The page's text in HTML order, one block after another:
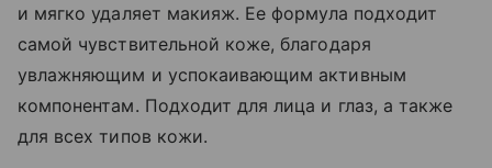
и мягко удаляет макияж. Ее формула подходит
самой чувствительной коже, благодаря
увлажняющим и успокаивающим активным
компонентам. Подходит для лица и глаз, а также
для всех типов кожи.